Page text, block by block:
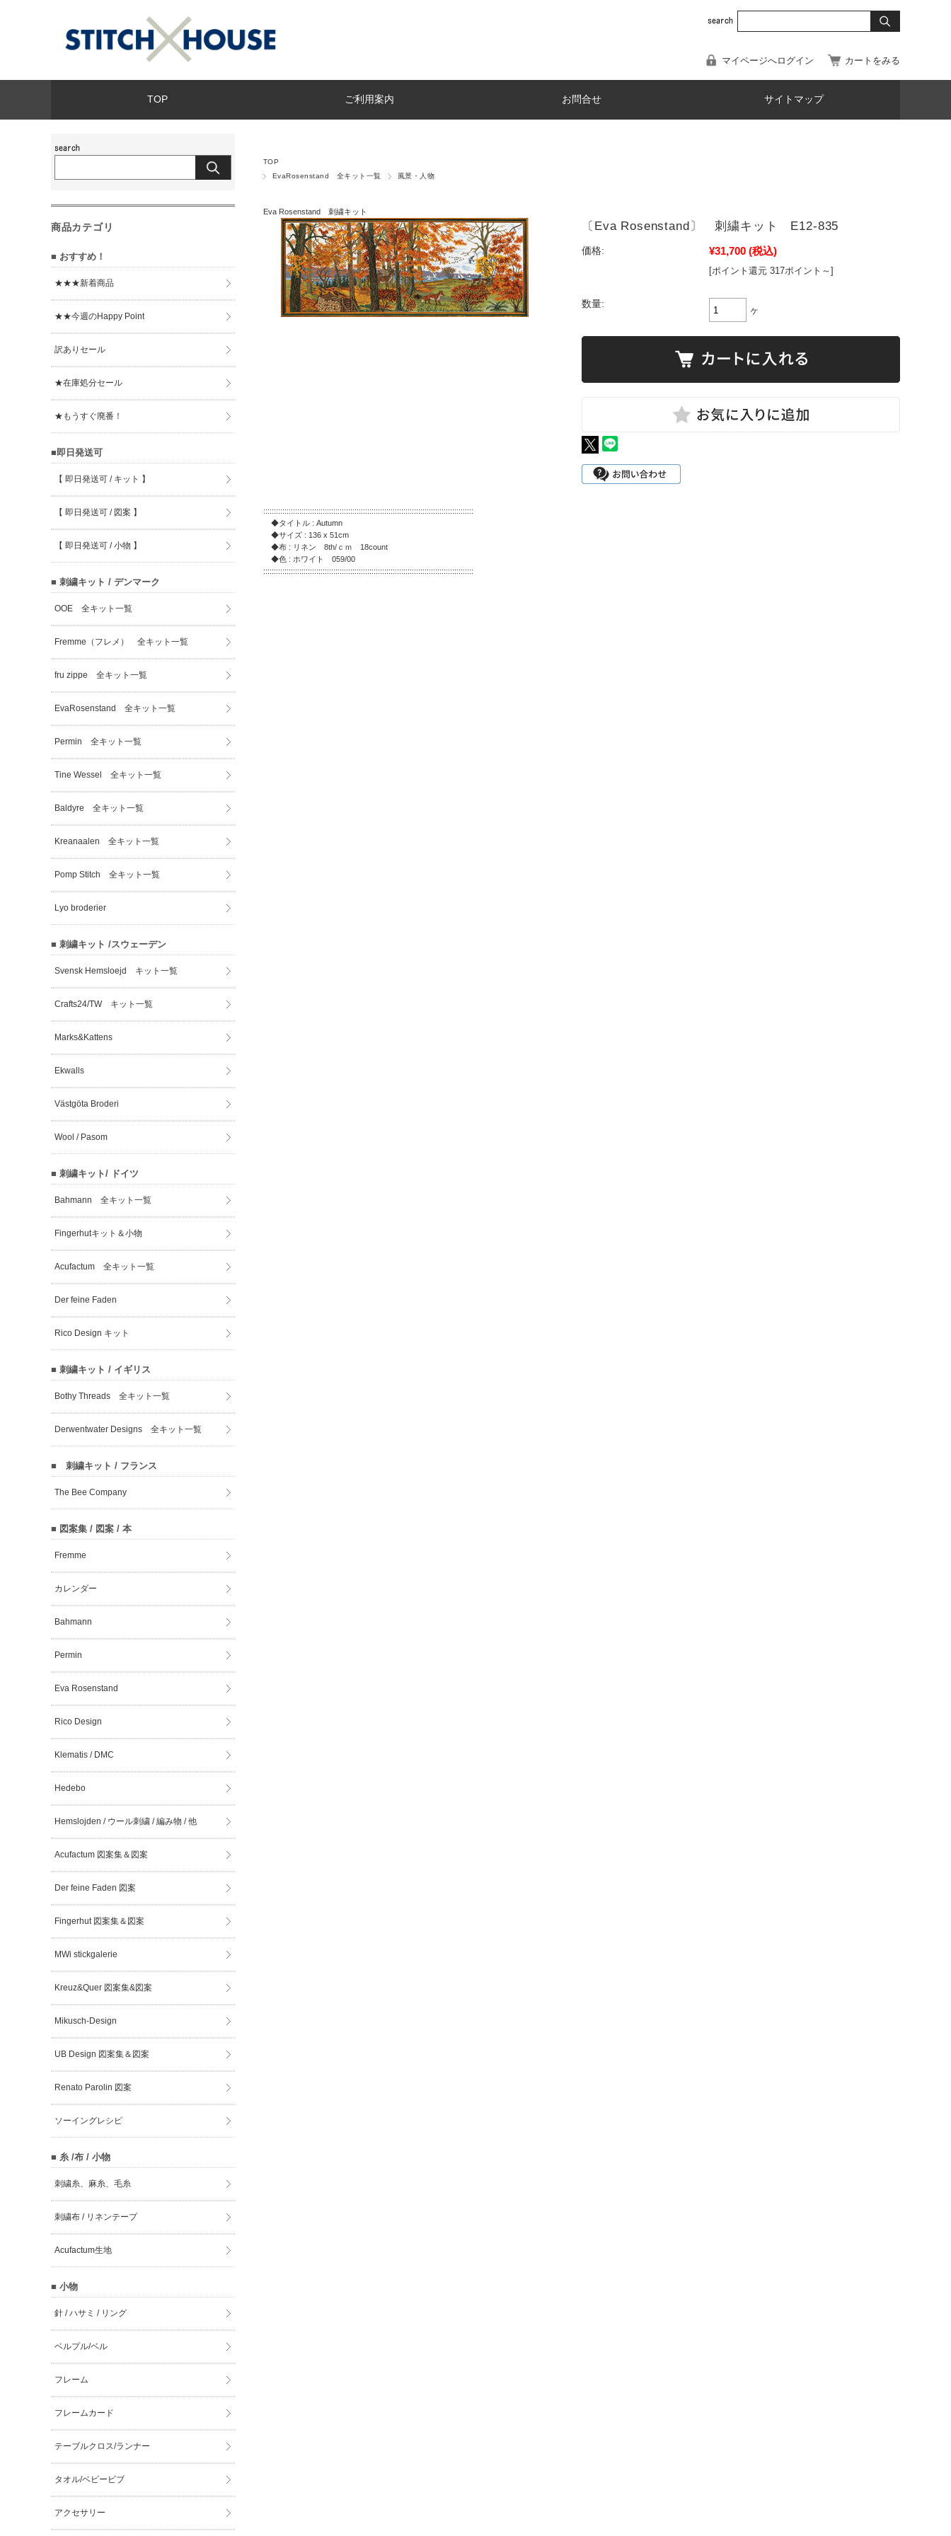
マイページへログイン カートをみる
TOP ご利用案内 お問合せ サイトマップ
TOP
EvaRosenstand 全キット一覧
風景・人物
Eva Rosenstand 刺繍キット
〔Eva Rosenstand〕 刺繍キット E12-835
価格: ¥31,700 (税込)
[ポイント還元 317ポイント～]
数量:
ヶ
:::::::::::::::::::::::::::::::::::::::::::::::::::::::::::::::::::::::::::::::::::::::::::::::::::
◆タイトル : Autumn
◆サイズ : 136 x 51cm
◆布 : リネン 8th/ｃｍ 18count
◆色 : ホワイト 059/00
:::::::::::::::::::::::::::::::::::::::::::::::::::::::::::::::::::::::::::::::::::::::::::::::::::
商品カテゴリ
■ おすすめ！
★★★新着商品
★★今週のHappy Point
訳ありセール
★在庫処分セール
★もうすぐ廃番！
■即日発送可
【 即日発送可 / キット 】
【 即日発送可 / 図案 】
【 即日発送可 / 小物 】
■ 刺繍キット / デンマーク
OOE 全キット一覧
Fremme（フレメ） 全キット一覧
fru zippe 全キット一覧
EvaRosenstand 全キット一覧
Permin 全キット一覧
Tine Wessel 全キット一覧
Baldyre 全キット一覧
Kreanaalen 全キット一覧
Pomp Stitch 全キット一覧
Lyo broderier
■ 刺繍キット /スウェーデン
Svensk Hemsloejd キット一覧
Crafts24/TW キット一覧
Marks&Kattens
Ekwalls
Västgöta Broderi
Wool / Pasom
■ 刺繍キット/ ドイツ
Bahmann 全キット一覧
Fingerhutキット＆小物
Acufactum 全キット一覧
Der feine Faden
Rico Design キット
■ 刺繍キット / イギリス
Bothy Threads 全キット一覧
Derwentwater Designs 全キット一覧
■ 刺繍キット / フランス
The Bee Company
■ 図案集 / 図案 / 本
Fremme
カレンダー
Bahmann
Permin
Eva Rosenstand
Rico Design
Klematis / DMC
Hedebo
Hemslojden / ウール刺繍 / 編み物 / 他
Acufactum 図案集＆図案
Der feine Faden 図案
Fingerhut 図案集＆図案
MWi stickgalerie
Kreuz&Quer 図案集&図案
Mikusch-Design
UB Design 図案集＆図案
Renato Parolin 図案
ソーイングレシピ
■ 糸 /布 / 小物
刺繍糸、麻糸、毛糸
刺繍布 / リネンテープ
Acufactum生地
■ 小物
針 / ハサミ / リング
ベルプル/ベル
フレーム
フレームカード
テーブルクロス/ランナー
タオル/ベビービブ
アクセサリー